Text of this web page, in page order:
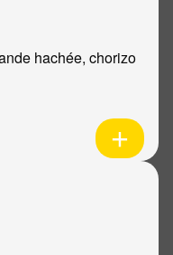
hachée, chorizo